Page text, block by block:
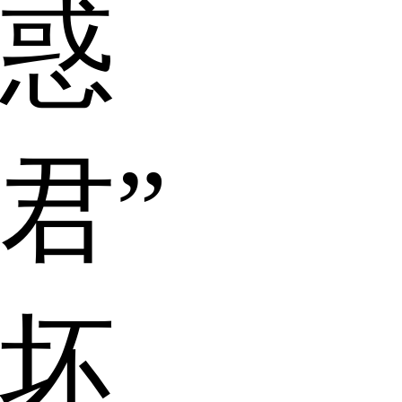
惑
君”吓
坏